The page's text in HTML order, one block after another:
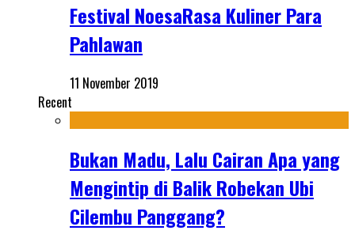
Festival NoesaRasa Kuliner Para
Pahlawan
11 November 2019
Recent
Bukan Madu, Lalu Cairan Apa yang
Mengintip di Balik Robekan Ubi
Cilembu Panggang?